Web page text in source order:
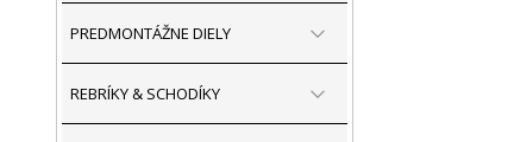
PREDMONTÁŽNE DIELY
REBRÍKY & SCHODÍKY